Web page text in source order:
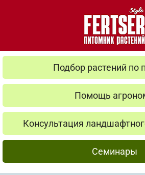
Подбор растений по
Помощь
Консультация
Семинары